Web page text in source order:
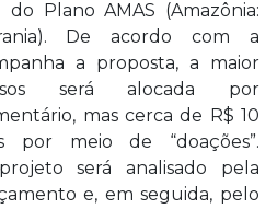
Plano AMAS (Amazônia:
De acordo com a
a proposta, a maior
será alocada por
mas cerca de R$ 10
por meio de “doações”.
será analisado pela
e, em seguida, pelo